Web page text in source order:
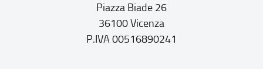
Piazza Biade 26
36100 Vicenza
P.IVA 00516890241